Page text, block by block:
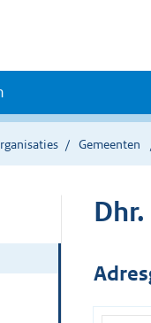
Gemeenten
Dhr.